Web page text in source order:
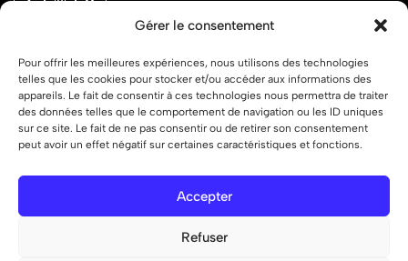
Gérer le consentement
Pour offrir les meilleures expériences, nous utilisons des technologies
telles que les cookies pour stocker et/ou accéder aux informations des
appareils. Le fait de consentir à ces technologies nous permettra de traiter
des données telles que le comportement de navigation ou les ID uniques
sur ce site. Le fait de ne pas consentir ou de retirer son consentement
peut avoir un effet négatif sur certaines caractéristiques et fonctions.
Accepter
Refuser
Liens